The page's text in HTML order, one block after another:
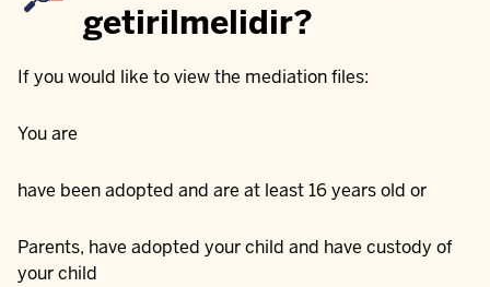
getirilmelidir?
If you would like to view the mediation files:
You are
have been adopted and are at least 16 years old or
Parents, have adopted your child and have custody of
your child